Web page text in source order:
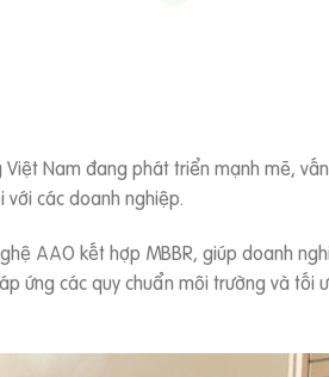
Nam đang phát triển mạnh mẽ,
các doanh nghiệp.
AAO kết hợp MBBR, giúp doanh
ứng các quy chuẩn môi trường và tối